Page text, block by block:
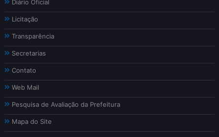
Diário Oficial
Licitação
Transparência
Secretarias
Contato
Web Mail
Pesquisa de Avaliação da Prefeitura
Mapa do Site